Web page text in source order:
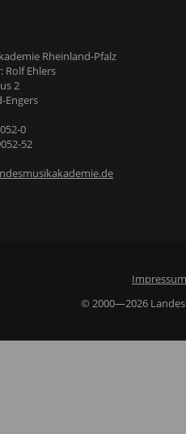
Rheinland-Pfalz
Rolf Ehlers
2
Engers
0
52
Impressum
© 2000—2026